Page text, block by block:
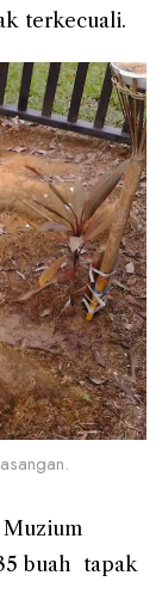
terkecuali.
buah tapak